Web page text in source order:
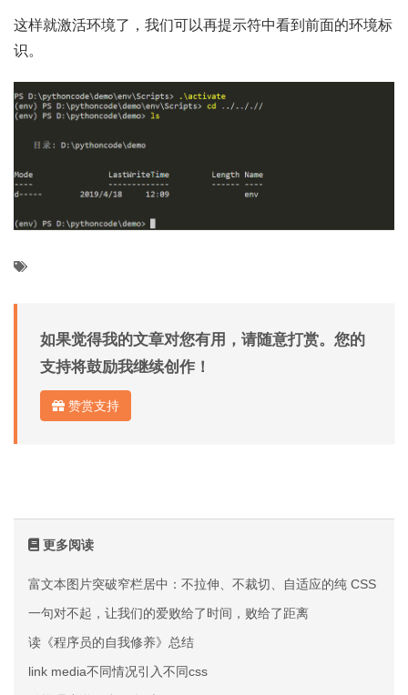
这样就激活环境了，我们可以再提示符中看到前面的环境标
识。
如果觉得我的文章对您有用，请随意打赏。您的
支持将鼓励我继续创作！
赞赏支持
更多阅读
富文本图片突破窄栏居中：不拉伸、不裁切、自适应的纯 CSS 方案
一句对不起，让我们的爱败给了时间，败给了距离
读《程序员的自我修养》总结
link media不同情况引入不同css